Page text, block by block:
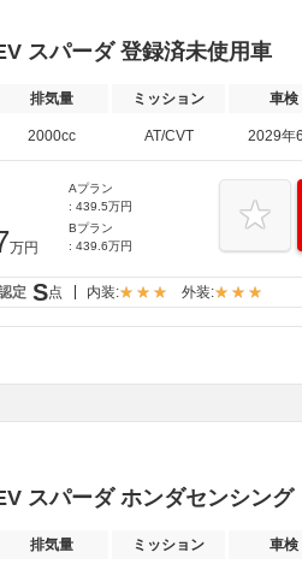
スパーダ 登録済未使用車
排気量 ミッション 車検
2000cc AT/CVT 2029年
万円
Aプラン
: 439.5万円
Bプラン
: 439.6万円
定 S点 内装: 外装:
スパーダ ホンダセンシング
排気量 ミッション 車検